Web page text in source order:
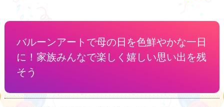
バルーンアートで母の日を色鮮やかな一日
に！家族みんなで楽しく嬉しい思い出を残
そう